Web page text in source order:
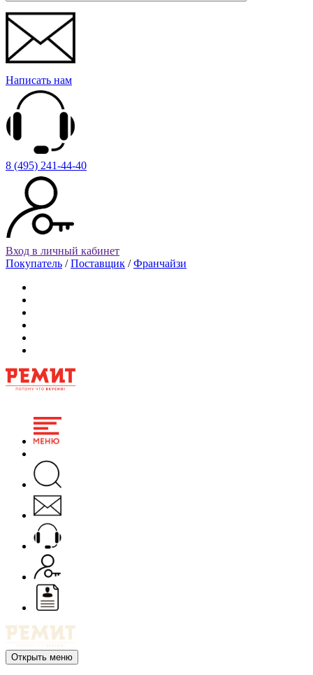
Написать нам
8 (495) 241-44-40
Вход в личный кабинет
Покупатель /Поставщик /Франчайзи
Открыть меню